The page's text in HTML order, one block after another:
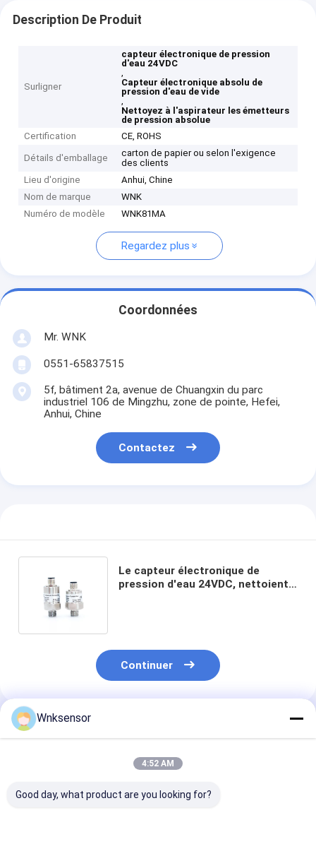
Description De Produit
Surligner
capteur électronique de pression
d'eau 24VDC
,
Capteur électronique absolu de
pression d'eau de vide
,
Nettoyez à l'aspirateur les émetteurs
de pression absolue
Certification
CE, ROHS
Détails d'emballage
carton de papier ou selon l'exigence
des clients
Lieu d'origine
Anhui, Chine
Nom de marque
WNK
Numéro de modèle
WNK81MA
Regardez plus
Coordonnées
Mr. WNK
0551-65837515
5f, bâtiment 2a, avenue de Chuangxin du parc
industriel 106 de Mingzhu, zone de pointe, Hefei,
Anhui, Chine
Contactez
Le capteur électronique de
pression d'eau 24VDC, nettoient
Continuer
Produits Recommandés
Wnksensor
4:52 AM
Good day, what product are you looking for?